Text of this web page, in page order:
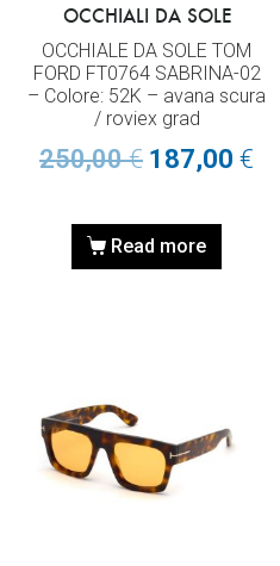
OCCHIALI DA SOLE
OCCHIALE DA SOLE TOM
FORD FT0764 SABRINA-02
– Colore: 52K – avana scura
/ roviex grad
250,00€ 187,00 €
Read more